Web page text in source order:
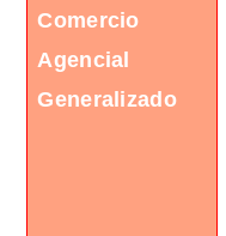
Comercio
Agencial
Generalizado